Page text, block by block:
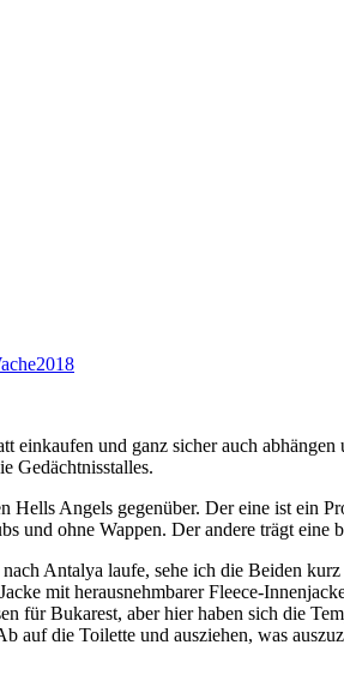
und ganz sicher auch
Gedächtnisstalles.
Angels gegenüber. Der eine ist ein
und ohne Wappen. Der andere trägt
Antalya laufe, sehe ich die Beiden
mit herausnehmbarer Fleece-
für Bukarest, aber hier haben sich die
auf die Toilette und ausziehen, was